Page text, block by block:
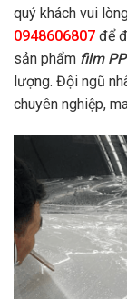
quý khách vui
0948606807 để
sản phẩm film
lượng. Đội ngũ
chuyên nghiệp,